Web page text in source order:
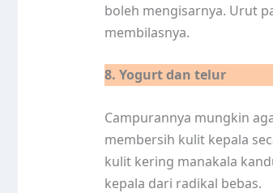
boleh mengisarnya. Urut
membilasnya.
8. Yogurt dan telur
Campurannya mungkin
membersih kulit kepala
kulit kering manakala
kepala dari radikal bebas.